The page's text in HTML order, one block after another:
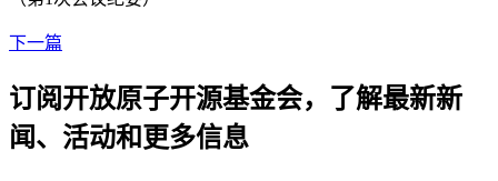
下一篇
订阅开放原子开源基金会，了解最新新
闻、活动和更多信息